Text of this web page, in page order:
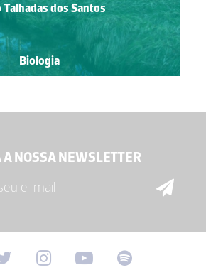
Talhadas dos Santos
Biologia
A NOSSA NEWSLETTER